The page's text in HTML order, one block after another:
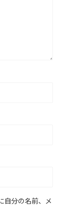
自分の名前、メ